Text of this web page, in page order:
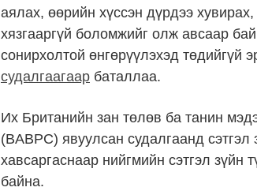
аялах, өөрийн хүссэн дүрдээ
хязгааргүй боломжийг олж авсаар
сонирхолтой өнгөрүүлэхэд төдийгүй
судалгаагаар баталлаа.
Их Британийн зан төлөв ба танин
(BABPC) явуулсан судалгаанд
хавсаргаснаар нийгмийн сэтгэл зүйн
байна.